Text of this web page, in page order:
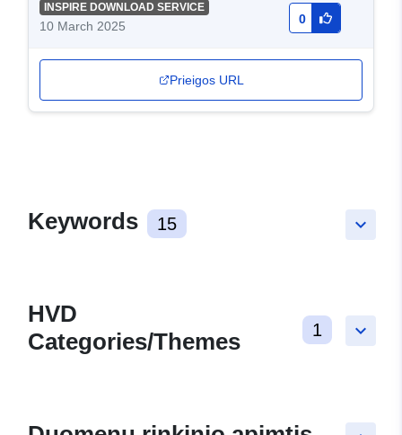
INSPIRE DOWNLOAD SERVICE
10 March 2025 0
Prieigos URL
keyboard_arrow_down
Keywords 15
keyboard_arrow_down
HVD
Categories/Themes
1